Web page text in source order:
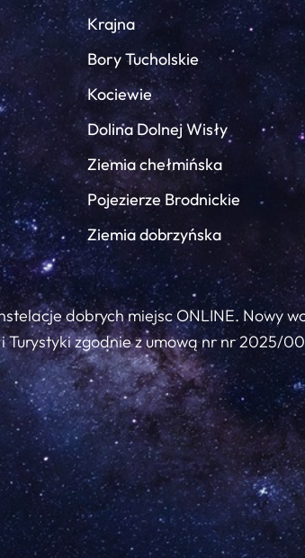
Krajna
Bory Tucholskie
Kociewie
Dolina Dolnej Wisły
Ziemia chełmińska
Pojezierze Brodnickie
Ziemia dobrzyńska
dobrych miejsc ONLINE. Nowy
zgodnie z umową nr nr 2025/